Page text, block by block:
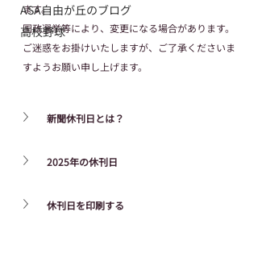
ASA自由が丘のブログ
高校野球
ます。
国政選挙等により、変更になる場合があります。
ご迷惑をお掛けいたしますが、ご了承くださいま
すようお願い申し上げます。
新聞休刊日とは？
2025年の休刊日
休刊日を印刷する